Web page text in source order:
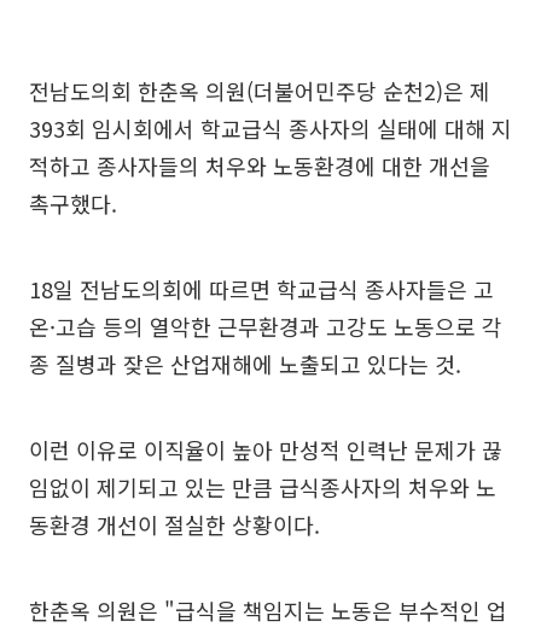
전남도의회 한춘옥 의원(더불어민주당 순천2)은 제
393회 임시회에서 학교급식 종사자의 실태에 대해 지
적하고 종사자들의 처우와 노동환경에 대한 개선을
촉구했다.
18일 전남도의회에 따르면 학교급식 종사자들은 고
온·고습 등의 열악한 근무환경과 고강도 노동으로 각
종 질병과 잦은 산업재해에 노출되고 있다는 것.
이런 이유로 이직율이 높아 만성적 인력난 문제가 끊
임없이 제기되고 있는 만큼 급식종사자의 처우와 노
동환경 개선이 절실한 상황이다.
한춘옥 의원은 "급식을 책임지는 노동은 부수적인 업